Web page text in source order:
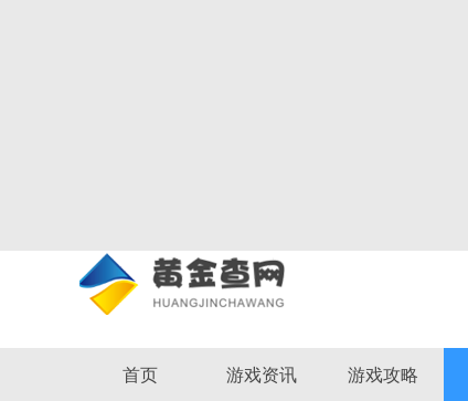
首页 游戏资讯 游戏攻略